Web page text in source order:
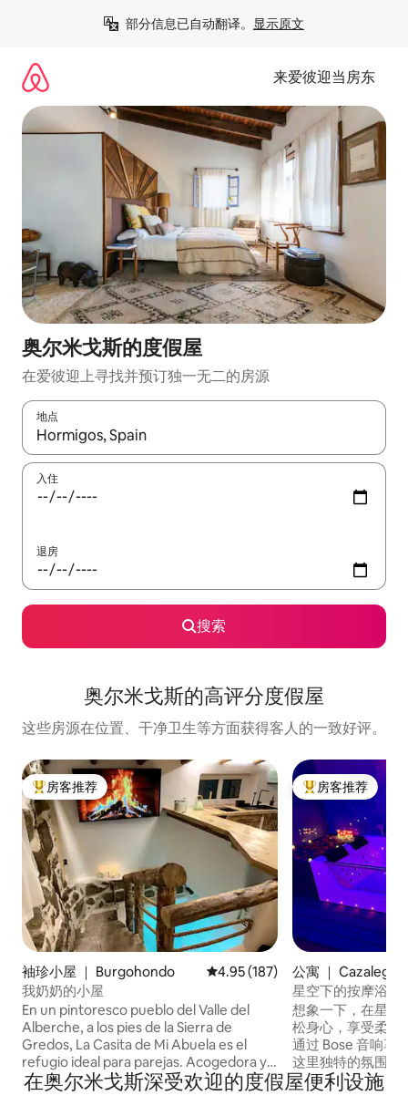
部分信息已自动翻译。 显示原文
来爱彼迎当房东
奥尔米戈斯的度假屋
在爱彼迎上寻找并预订独一无二的房源
地点
如有搜索结果，请使用上下方向键查看，或通过点击或滑动手势
入住
退房
搜索
奥尔米戈斯的高评分度假屋
这些房源在位置、干净卫生等方面获得客人的一致好评。
热门「房客推荐」
房客推荐
袖珍小屋 ｜ Burgohondo 平均评分 4.95 分（满分 5 分），
4.95 (187)
我奶奶的小屋
En un pintoresco pueblo del Valle del
Alberche, a los pies de la Sierra de
Gredos, La Casita de Mi Abuela es el
refugio ideal para parejas. Acogedora y
única, cuenta con piscina climatizada
con hidromasaje en su interior, perfecto
热门「房客推荐」
房客推荐
公寓 ｜ Cazalegas
星空下的按摩浴缸
想象一下，在星空
松身心，享受柔和
通过 Bose 音响享
这里独特的氛围。
英寸电视、独立卫
厅配有85英寸电
在奥尔米戈斯深受欢迎的度假屋便利设施